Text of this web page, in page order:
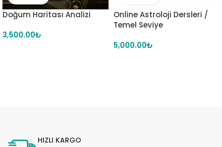
Doğum Haritası Analizi
3,500.00₺
Online Astroloji Dersleri /
Temel Seviye
5,000.00₺
HIZLI KARGO